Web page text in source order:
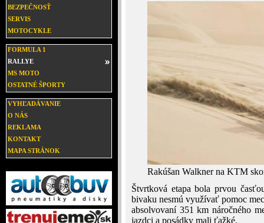
BEZPEČNOSŤ
SERVIS
MOTOCYKLE
FORMULA 1
RALLYE
MS MOTO
OSTATNÉ ŠPORTY
VYHĽADÁVANIE
O NÁS
REKLAMA
KONTAKT
MAPA STRÁNOK
Rakúšan Walkner na KTM
Štvrtková etapa bola prvou
bivaku nesmú využívať pomoc
absolvovaní 351 km náročného
jazdci a posádky mali ťažké.